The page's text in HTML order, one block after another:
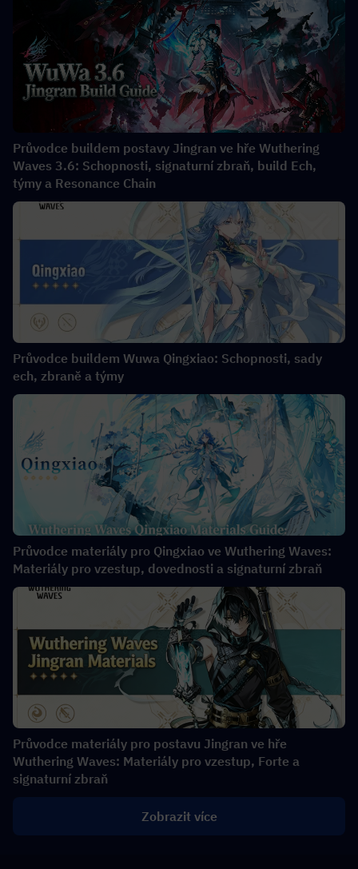
Průvodce buildem postavy Jingran ve hře Wuthering
Waves 3.6: Schopnosti, signaturní zbraň, build Ech,
týmy a Resonance Chain
Průvodce buildem Wuwa Qingxiao: Schopnosti, sady
ech, zbraně a týmy
Průvodce materiály pro Qingxiao ve Wuthering Waves:
Materiály pro vzestup, dovednosti a signaturní zbraň
Průvodce materiály pro postavu Jingran ve hře
Wuthering Waves: Materiály pro vzestup, Forte a
signaturní zbraň
Zobrazit více